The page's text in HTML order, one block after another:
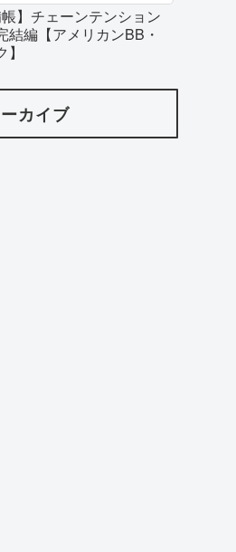
】チェーンテンション
編【アメリカンBB・
カイブ